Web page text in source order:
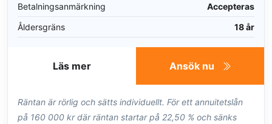
Betalningsanmärkning
Accepteras
Åldersgräns
18 år
Ansök nu
Läs mer
Räntan är rörlig och sätts individuellt. För ett annuitetslån
på 160 000 kr där räntan startar på 22,50 % och sänks